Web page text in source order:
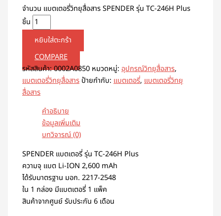
จำนวน แบตเตอรี่วิทยุสื่อสาร SPENDER รุ่น TC-246H Plus
ชิ้น
หยิบใส่ตะกร้า
COMPARE
รหัสสินค้า:0002A0850 หมวดหมู่:อุปกรณ์วิทยุสื่อสาร,
แบตเตอรี่วิทยุสื่อสาร ป้ายกำกับ:แบตเตอรี่,แบตเตอรี่วิทยุ
สื่อสาร
คำอธิบาย
ข้อมูลเพิ่มเติม
บทวิจารณ์ (0)
SPENDER แบตเตอรี่ รุ่น TC-246H Plus
ความจุ แบต Li-ION 2,600 mAh
ได้รับมาตรฐาน มอก. 2217-2548
ใน 1 กล่อง มีแบตเตอรี่ 1 แพ็ค
สินค้าจากศูนย์ รับประกัน 6 เดือน